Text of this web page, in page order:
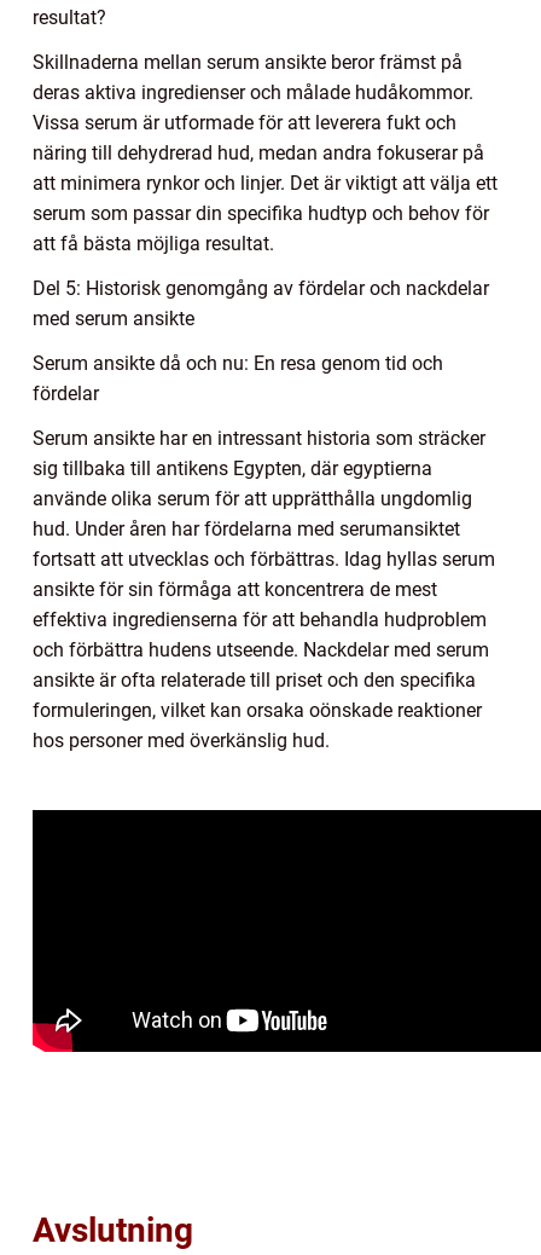
resultat?
Skillnaderna mellan serum ansikte beror främst på
deras aktiva ingredienser och målade hudåkommor.
Vissa serum är utformade för att leverera fukt och
näring till dehydrerad hud, medan andra fokuserar på
att minimera rynkor och linjer. Det är viktigt att välja ett
serum som passar din specifika hudtyp och behov för
att få bästa möjliga resultat.
Del 5: Historisk genomgång av fördelar och nackdelar
med serum ansikte
Serum ansikte då och nu: En resa genom tid och
fördelar
Serum ansikte har en intressant historia som sträcker
sig tillbaka till antikens Egypten, där egyptierna
använde olika serum för att upprätthålla ungdomlig
hud. Under åren har fördelarna med serumansiktet
fortsatt att utvecklas och förbättras. Idag hyllas serum
ansikte för sin förmåga att koncentrera de mest
effektiva ingredienserna för att behandla hudproblem
och förbättra hudens utseende. Nackdelar med serum
ansikte är ofta relaterade till priset och den specifika
formuleringen, vilket kan orsaka oönskade reaktioner
hos personer med överkänslig hud.
Avslutning